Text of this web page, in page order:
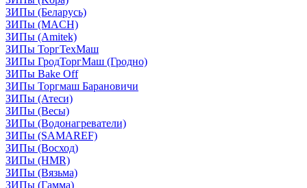
ЗИПы (Беларусь)
ЗИПы (MACH)
ЗИПы (Amitek)
ЗИПы ТоргТехМаш
ЗИПы ГродТоргМаш (Гродно)
ЗИПы Bake Off
ЗИПы Торгмаш Барановичи
ЗИПы (Атеси)
ЗИПы (Весы)
ЗИПы (Водонагреватели)
ЗИПы (SAMAREF)
ЗИПы (Восход)
ЗИПы (HMR)
ЗИПы (Вязьма)
ЗИПы (Гамма)